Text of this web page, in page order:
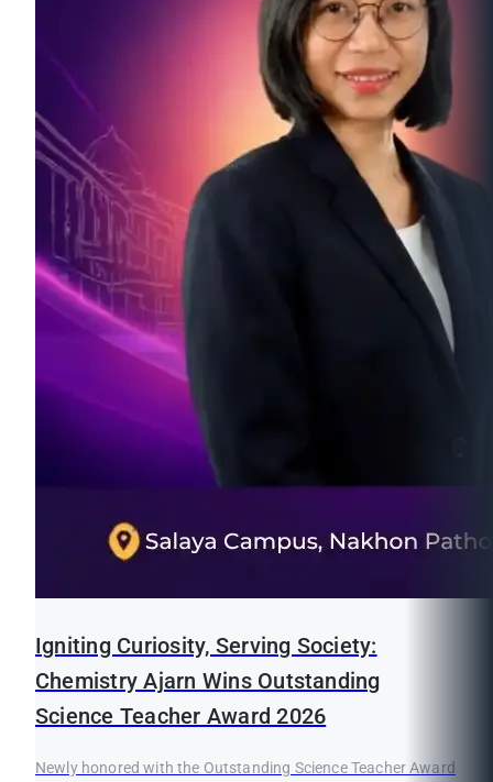
Igniting Curiosity, Serving Society:
Chemistry Ajarn Wins Outstanding
Science Teacher Award 2026
Newly honored with the Outstanding Science Teacher Award